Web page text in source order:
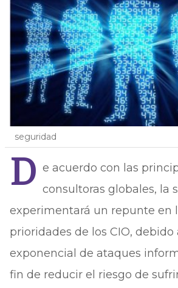
seguridad
D e acuerdo con las
consultoras globales, la
experimentará un repunte en
prioridades de los CIO,
exponencial de ataques
fin de reducir el riesgo de